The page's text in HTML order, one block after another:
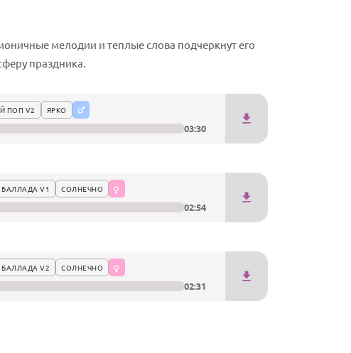
мелодии и теплые слова подчеркнут его
праздника.
ПОП V2 ЯРКО
03:30
V1 СОЛНЕЧНО
02:54
V2 СОЛНЕЧНО
02:31